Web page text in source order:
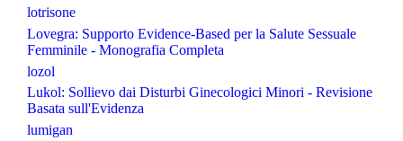
lotrisone
Lovegra: Supporto Evidence-Based per la Salute Sessuale
Femminile - Monografia Completa
lozol
Lukol: Sollievo dai Disturbi Ginecologici Minori - Revisione
Basata sull'Evidenza
lumigan